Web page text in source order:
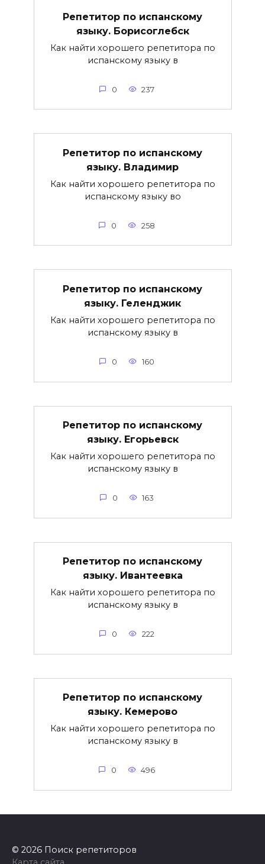
Репетитор по испанскому
языку. Борисоглебск
Как найти хорошего репетитора по
испанскому языку в
0 237
Репетитор по испанскому
языку. Владимир
Как найти хорошего репетитора по
испанскому языку во
0 258
Репетитор по испанскому
языку. Геленджик
Как найти хорошего репетитора по
испанскому языку в
0 160
Репетитор по испанскому
языку. Егорьевск
Как найти хорошего репетитора по
испанскому языку в
0 163
Репетитор по испанскому
языку. Ивантеевка
Как найти хорошего репетитора по
испанскому языку в
0 222
Репетитор по испанскому
языку. Кемерово
Как найти хорошего репетитора по
испанскому языку в
0 496
© 2026 Поиск репетиторов